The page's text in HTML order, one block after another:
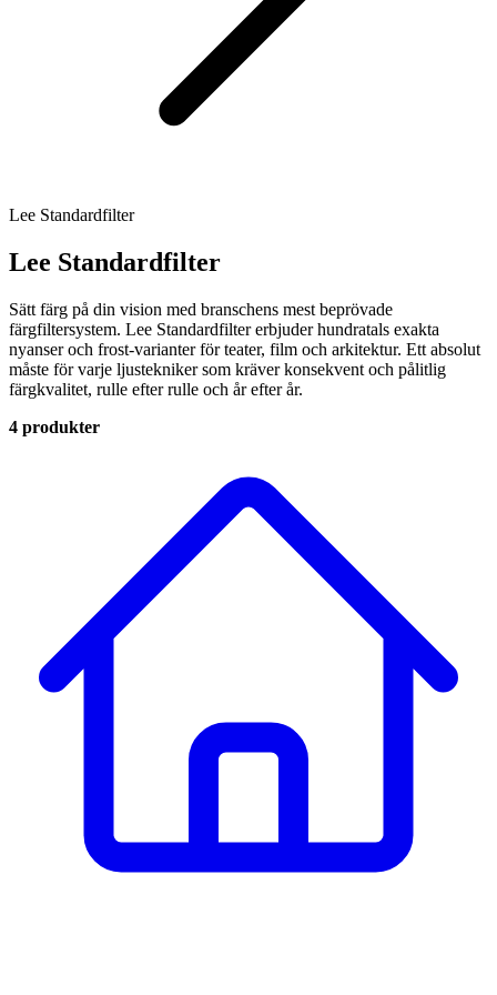
Lee Standardfilter
Lee Standardfilter
Sätt färg på din vision med branschens mest beprövade
färgfiltersystem. Lee Standardfilter erbjuder hundratals exakta
nyanser och frost-varianter för teater, film och arkitektur. Ett absolut
måste för varje ljustekniker som kräver konsekvent och pålitlig
färgkvalitet, rulle efter rulle och år efter år.
4 produkter